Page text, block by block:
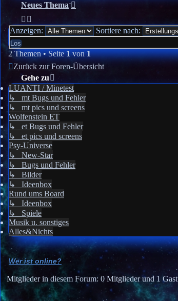
Neues Thema
Anzeigen: Sortiere nach:
2 Themen • Seite1von1
Zurück zur Foren-Übersicht
Gehe zu
LUANTI / Minetest
↳ mt Bugs und Fehler
↳ mt pics und screens
Wolfenstein ET
↳ et Bugs und Fehler
↳ et pics und screens
Psy-Universe
↳ New-Star
↳ Bugs und Fehler
↳ Bilder
↳ Ideenbox
Rund ums Board
↳ Ideenbox
↳ Spiele
Musik u. sonstiges
Alles&Nichts
Wer ist online?
Mitglieder in diesem Forum: 0 Mitglieder und 1 Gast